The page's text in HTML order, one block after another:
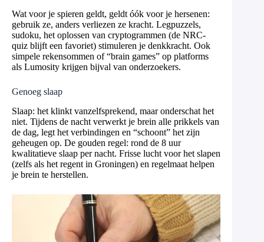
Wat voor je spieren geldt, geldt óók voor je hersenen:
gebruik ze, anders verliezen ze kracht. Legpuzzels,
sudoku, het oplossen van cryptogrammen (de NRC-
quiz blijft een favoriet) stimuleren je denkkracht. Ook
simpele rekensommen of “brain games” op platforms
als Lumosity krijgen bijval van onderzoekers.
Genoeg slaap
Slaap: het klinkt vanzelfsprekend, maar onderschat het
niet. Tijdens de nacht verwerkt je brein alle prikkels van
de dag, legt het verbindingen en “schoont” het zijn
geheugen op. De gouden regel: rond de 8 uur
kwalitatieve slaap per nacht. Frisse lucht voor het slapen
(zelfs als het regent in Groningen) en regelmaat helpen
je brein te herstellen.